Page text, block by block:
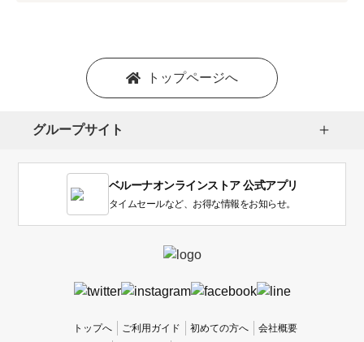
い
トップページへ
グループサイト
ベルーナオンラインストア 公式アプリ
タイムセールなど、お得な情報をお知らせ。
トップへ ご利用ガイド 初めての方へ
会社概要